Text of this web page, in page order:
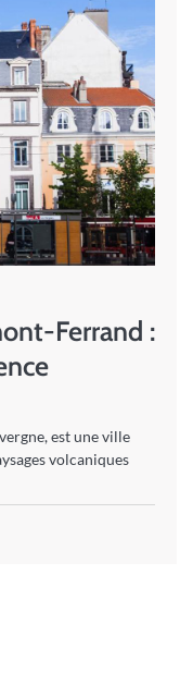
Ferrand :
est une ville
volcaniques